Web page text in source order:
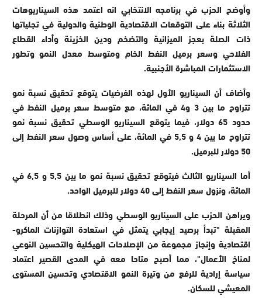
وأوضح الحزب في برنامجه الانتخابي انه اعتمد هذه السيناريوهات
الثلاثة بناء على التوقعات الاقتصادية الوطنية والدولية في تجلياتها
ذات الصلة بعجز الميزانية والتضخم ودين الخزينة وأداء القطاع
الفلاحي وسعر برميل النفط الخام ومتوسط معدل النمو وتطور
الاستثمارات المباشرة الأجنبية.
وأضاف أن السيناريو الأول لهذه الفرضيات يتوقع تحقيق نسبة نمو
تتراوح ما بين 3 و4 في المائة، مع متوسط سعر برميل النفط في
حدود 65 دولار، فيما يتوقع السيناريو الوسطي تحقيق نسبة نمو
تتراوح ما بين 4 و 5,5 في المائة، على أساس وصول سعر النفط إلى
50 دولار للبرميل.
أما السيناريو الثالث فيتوقع تحقيق نسبة نمو ما بين 5,5 و 6,5 في
المائة، ونزول سعر النفط إلى 40 دولار للبرميل الواحد.
ويراهن الحزب على السيناريو الوسطي وذلك انطلاقا من أن المرحلة
المقبلة "تبدأ برصيد إيجابي يتمثل في استعادة التوازنات الماكرو-
اقتصادية وإنجاز مجموعة من الإصلاحات الهيكلية والتحسين النوعي
لمناخ الأعمال"، مما أصبح متاحا معه في المدى القصير اعتماد
سياسة إرادية للرفع من وتيرة النمو الاقتصادي وتحسين المستوى
المعيشي للسكان.